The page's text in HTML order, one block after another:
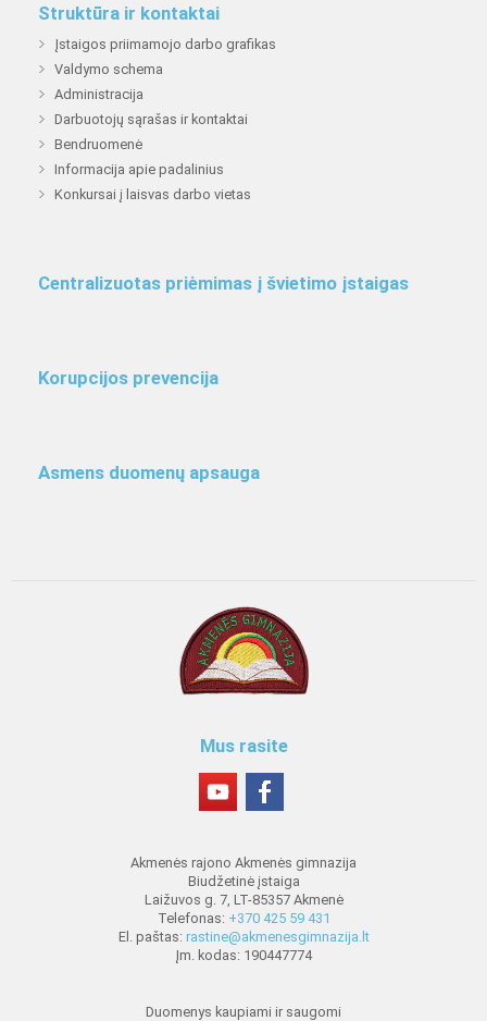
Struktūra ir kontaktai
Įstaigos priimamojo darbo grafikas
Valdymo schema
Administracija
Darbuotojų sąrašas ir kontaktai
Bendruomenė
Informacija apie padalinius
Konkursai į laisvas darbo vietas
Centralizuotas priėmimas į švietimo įstaigas
Korupcijos prevencija
Asmens duomenų apsauga
Mus rasite
Akmenės rajono Akmenės gimnazija
Biudžetinė įstaiga
Laižuvos g. 7, LT-85357 Akmenė
Telefonas: +370 425 59 431
El. paštas: rastine@akmenesgimnazija.lt
Įm. kodas: 190447774
Duomenys kaupiami ir saugomi